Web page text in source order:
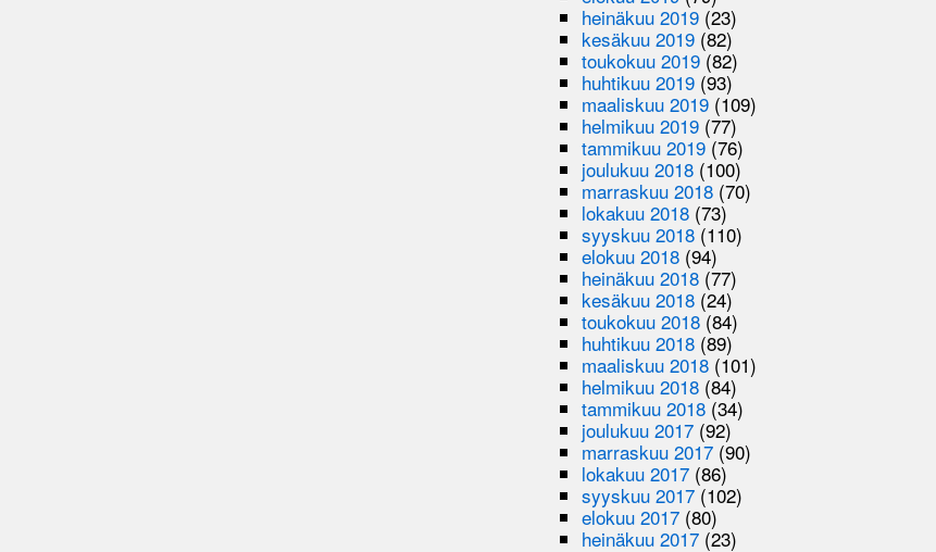
heinäkuu 2019 (23)
kesäkuu 2019 (82)
toukokuu 2019(82)
huhtikuu 2019 (93)
maaliskuu 2019 (109)
helmikuu 2019 (77)
tammikuu 2019(76)
joulukuu 2018 (100)
marraskuu 2018 (70)
lokakuu 2018 (73)
syyskuu 2018(110)
elokuu 2018 (94)
heinäkuu 2018 (77)
kesäkuu 2018 (24)
toukokuu 2018(84)
huhtikuu 2018 (89)
maaliskuu 2018 (101)
helmikuu 2018 (84)
tammikuu 2018(34)
joulukuu 2017 (92)
marraskuu 2017 (90)
lokakuu 2017 (86)
syyskuu 2017(102)
elokuu 2017 (80)
heinäkuu 2017 (23)